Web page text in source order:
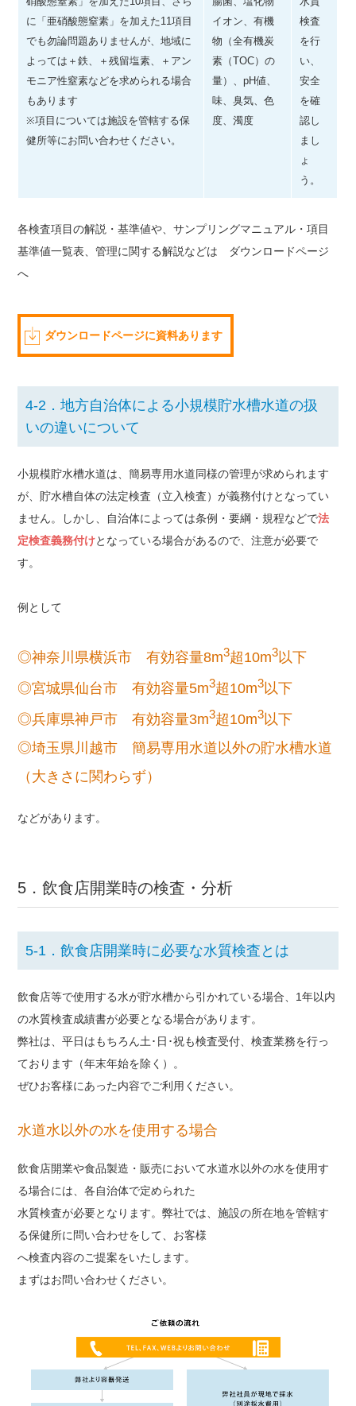
に「亜硝酸態窒素」を加えた11項目
でも勿論問題ありませんが、地域に
よっては＋鉄、＋残留塩素、＋アン
モニア性窒素などを求められる場合
もあります
※項目については施設を管轄する保
健所等にお問い合わせください。
イオン、有機
物（全有機炭
素（TOC）の
量）、pH値、
味、臭気、色
度、濁度
検査
を行
い、
安全
を確
認し
まし
ょ
う。
各検査項目の解説・基準値や、サンプリングマニュアル・項目
基準値一覧表、管理に関する解説などは ダウンロードページ
へ
ダウンロードページに資料あります
4-2．地方自治体による小規模貯水槽水道の扱
いの違いについて
小規模貯水槽水道は、簡易専用水道同様の管理が求められます
が、貯水槽自体の法定検査（立入検査）が義務付けとなってい
ません。しかし、自治体によっては条例・要綱・規程などで法
定検査義務付けとなっている場合があるので、注意が必要で
す。
例として
◎神奈川県横浜市 有効容量8m3超10m3以下
◎宮城県仙台市 有効容量5m3超10m3以下
◎兵庫県神戸市 有効容量3m3超10m3以下
◎埼玉県川越市 簡易専用水道以外の貯水槽水道
（大きさに関わらず）
などがあります。
5．飲食店開業時の検査・分析
5-1．飲食店開業時に必要な水質検査とは
飲食店等で使用する水が貯水槽から引かれている場合、1年以内
の水質検査成績書が必要となる場合があります。
弊社は、平日はもちろん土･日･祝も検査受付、検査業務を行っ
ております（年末年始を除く）。
ぜひお客様にあった内容でご利用ください。
水道水以外の水を使用する場合
飲食店開業や食品製造・販売において水道水以外の水を使用す
る場合には、各自治体で定められた
水質検査が必要となります。弊社では、施設の所在地を管轄す
る保健所に問い合わせをして、お客様
へ検査内容のご提案をいたします。
まずはお問い合わせください。